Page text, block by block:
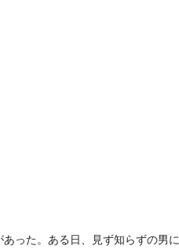
った。ある日、見ず知らずの男に